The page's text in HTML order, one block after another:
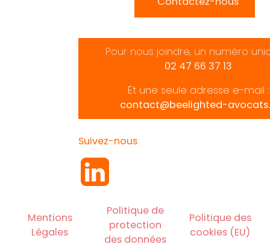
Pour nous joindre, un numéro
02 47 66 37 13
Et une seule adresse e-mail :
contact@beelighted-
Suivez-nous
Mentions
Légales
Politique de
protection
des données
Politique des
cookies (EU)